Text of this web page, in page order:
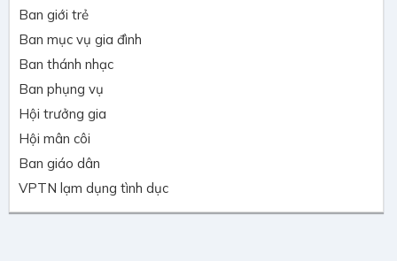
Ban giới trẻ
Ban mục vụ gia đình
Ban thánh nhạc
Ban phụng vụ
Hội trưởng gia
Hội mân côi
Ban giáo dân
VPTN lạm dụng tình dục